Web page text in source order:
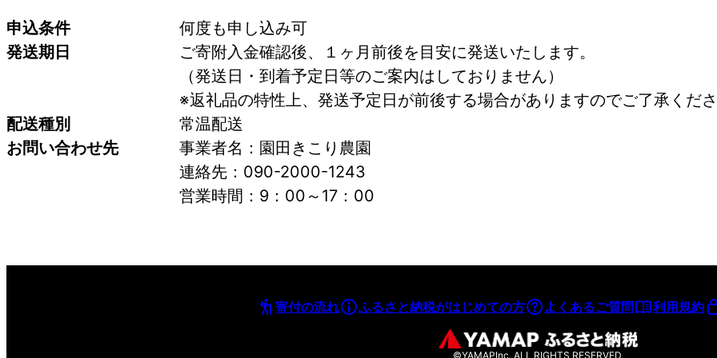
申込条件
何度も申し込み可
発送期日
ご寄附入金確認後、１ヶ月前後を目安に発送いたします。
（発送日・到着予定日等のご案内はしておりません）
※返礼品の特性上、発送予定日が前後する場合がありますのでご了承くださ
配送種別
常温配送
お問い合わせ先
事業者名：園田きこり農園
連絡先：090-2000-1243
営業時間：9：00～17：00
寄付の流れ ふるさと納税がはじめての方 よくあるご質問 利用規約
©YAMAPInc. ALL RIGHTS RESERVED.